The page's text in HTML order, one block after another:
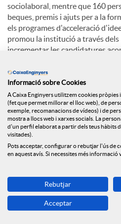
sociolaboral, mentre que 160
beques, premis i ajuts per a la
els programes d'acceleració
promou la institució a través dels
incrementar les candidatures
Perspectives per al 2025
Per a l'exercici en curs, el Grup
context macroeconòmic
geopolítica, que pot provocar
noves retallades de tipus
centrals. A nivell sectorial, cal
relacionada amb les condicions
tot cas condicionades als
En aquest context, el Grup Caixa
de créixer en volum de negoci al
Informació sobre Cookies
A Caixa Enginyers utilitzem cookies
(fet que permet millorar el lloc web), de
exemple, recomanacions de vídeos) i de
mostra a llocs web i xarxes socials. La
d'un perfil elaborat a partir dels teus hàbits
visitades).
Pots acceptar, configurar o rebutjar l'ús de
en aquest avís. Si necessites més informació
Rebutjar
Acceptar